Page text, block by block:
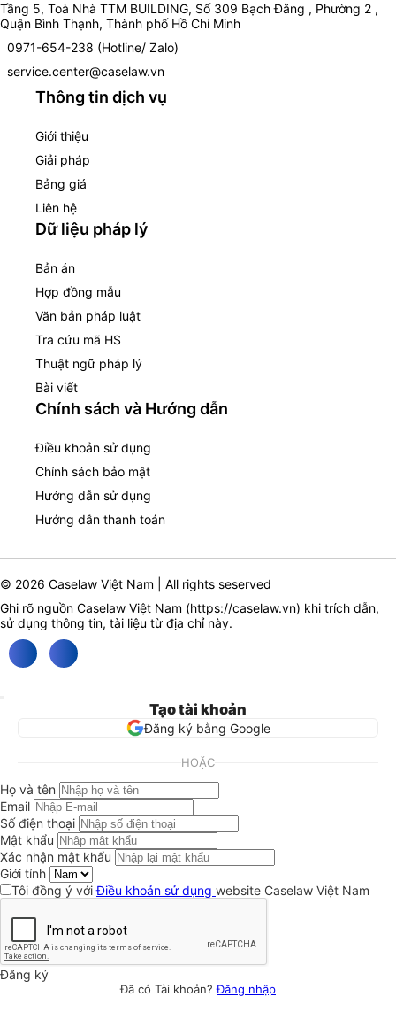
Tầng 5, Toà Nhà TTM BUILDING, Số 309 Bạch Đằng , Phường 2 ,
Quận Bình Thạnh, Thành phố Hồ Chí Minh
0971-654-238 (Hotline/ Zalo)
service.center@caselaw.vn
Thông tin dịch vụ
Giới thiệu
Giải pháp
Bảng giá
Liên hệ
Dữ liệu pháp lý
Bản án
Hợp đồng mẫu
Văn bản pháp luật
Tra cứu mã HS
Thuật ngữ pháp lý
Bài viết
Chính sách và Hướng dẫn
Điều khoản sử dụng
Chính sách bảo mật
Hướng dẫn sử dụng
Hướng dẫn thanh toán
© 2026 Caselaw Việt Nam | All rights seserved
Ghi rõ nguồn Caselaw Việt Nam (https://caselaw.vn) khi trích dẫn,
sử dụng thông tin, tài liệu từ địa chỉ này.
Tạo tài khoản
Đăng ký bằng Google
HOẶC
Họ và tên
Email
Số điện thoại
Mật khẩu
Xác nhận mật khẩu
Giới tính
Tôi đồng ý vớiĐiều khoản sử dụng website Caselaw Việt Nam
Đăng ký
Đã có Tài khoản?Đăng nhập